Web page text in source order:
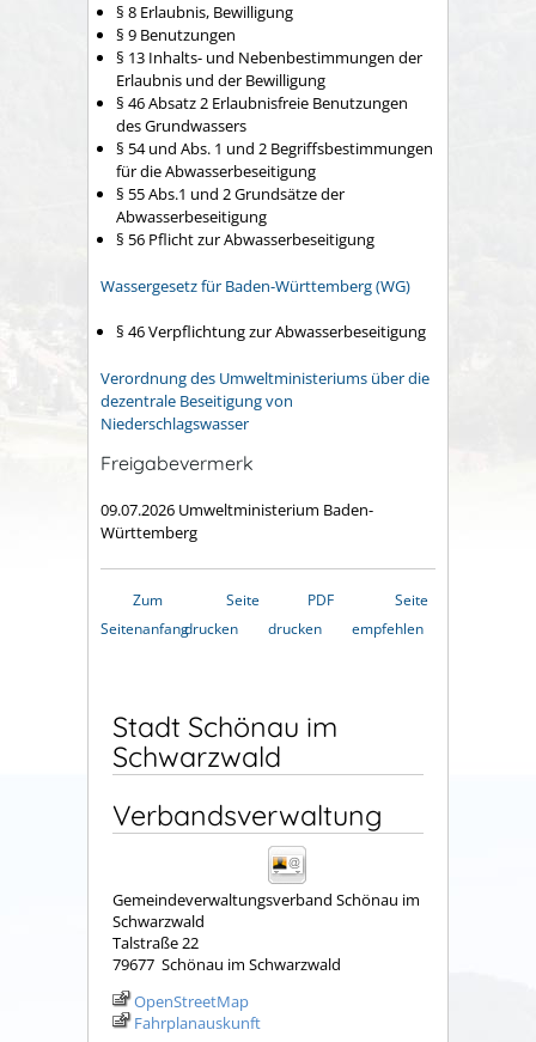
§ 8 Erlaubnis, Bewilligung
§ 9 Benutzungen
§ 13 Inhalts- und Nebenbestimmungen der
Erlaubnis und der Bewilligung
§ 46 Absatz 2 Erlaubnisfreie Benutzungen
des Grundwassers
§ 54 und Abs. 1 und 2 Begriffsbestimmungen
für die Abwasserbeseitigung
§ 55 Abs.1 und 2 Grundsätze der
Abwasserbeseitigung
§ 56 Pflicht zur Abwasserbeseitigung
Wassergesetz für Baden-Württemberg (WG)
§ 46 Verpflichtung zur Abwasserbeseitigung
Verordnung des Umweltministeriums über die
dezentrale Beseitigung von
Niederschlagswasser
Freigabevermerk
09.07.2026 Umweltministerium Baden-
Württemberg
Zum
Seitenanfang
Seite
drucken
PDF
drucken
Seite
empfehlen
Stadt Schönau im
Schwarzwald
Verbandsverwaltung
Gemeindeverwaltungsverband Schönau im
Schwarzwald
Talstraße 22
79677 Schönau im Schwarzwald
OpenStreetMap
Fahrplanauskunft